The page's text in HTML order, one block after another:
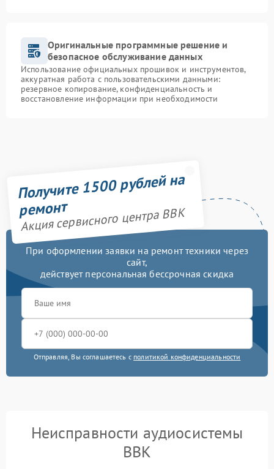
Оригинальные программные решение и
безопасное обслуживание данных
Использование официальных прошивок и инструментов,
аккуратная работа с пользовательскими данными:
резервное копирование, конфиденциальность и
восстановление информации при необходимости
Получите 1500 рублей на
ремонт
Акция сервисного центра BBK
При оформлении заявки на ремонт техники через
сайт,
действует персональная бессрочная скидка
Отправляя, Вы соглашаетесь с политикой конфиденциальности
Неисправности аудиосистемы
BBK